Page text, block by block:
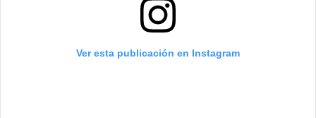
Ver esta publicación en Instagram